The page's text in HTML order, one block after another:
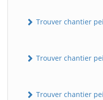
Trouver chantier
Trouver chantier
Trouver chantier